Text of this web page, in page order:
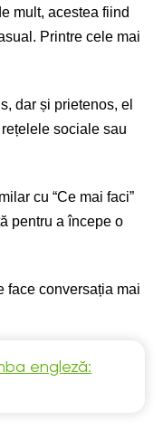
mult, acestea fiind
Printre cele mai
dar și prietenos, el
sociale sau
cu “Ce mai faci”
pentru a începe o
face conversația mai
engleză: